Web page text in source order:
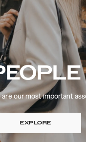
are our most important
EXPLORE